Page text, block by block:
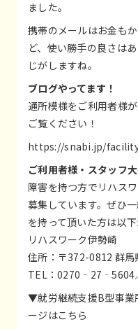
ました。
携帯のメールはお金も
ど、使い勝手の良さは
じがしますね。
ブログやってます！
通所模様をご利用者様
ご覧ください！
https://snabi.jp/
ご利用者様・スタッフ
障害を持つ方でリハス
募集しています。ぜひ
を持って頂いた方は以
リハスワーク伊勢崎
住所：〒372-0812 群
TEL：0270‐27‐5604
▼就労継続支援B型事業
ージはこちら